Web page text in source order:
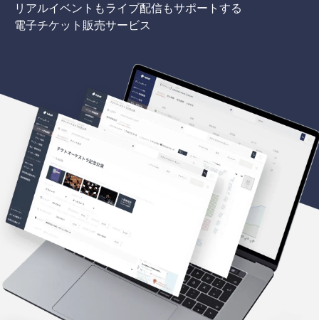
リアルイベントもライブ配信もサポートする
電子チケット販売サービス